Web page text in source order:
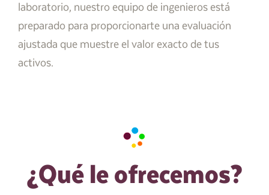
laboratorio, nuestro equipo de ingenieros está
preparado para proporcionarte una evaluación
ajustada que muestre el valor exacto de tus
activos.
¿Qué le ofrecemos?